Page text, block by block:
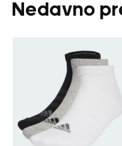
Nedavno